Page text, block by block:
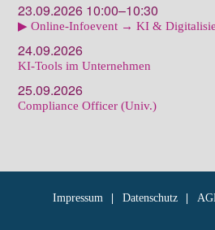
23.09.2026 10:00–10:30
▶ Online-Infoevent → KI &
24.09.2026
KI-Tools im Unternehmen
25.09.2026
Compliance Officer (Univ.)
Impressum Datenschutz